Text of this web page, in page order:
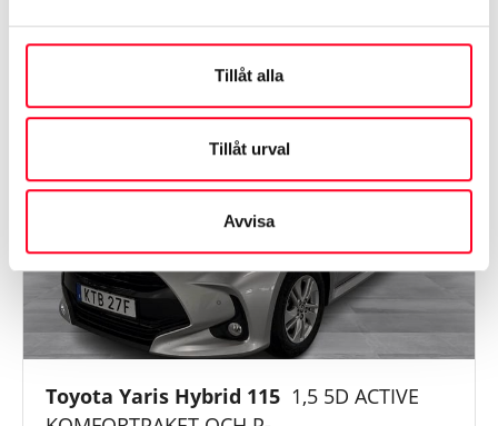
Tillåt alla
Tillåt urval
Avvisa
Toyota Yaris Hybrid 115 1,5 5D ACTIVE